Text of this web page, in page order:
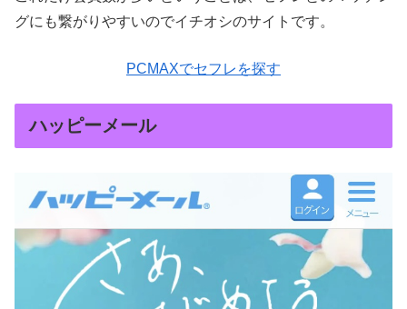
グにも繋がりやすいのでイチオシのサイトです。
PCMAXでセフレを探す
ハッピーメール